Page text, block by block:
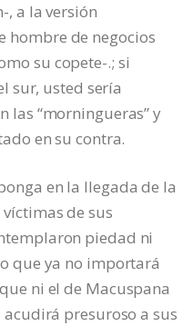
a la versión
hombre de negocios
su copete-.; si
sur, usted sería
las “morningueras” y
en su contra.
en la llegada de la
de sus
piedad ni
que ya no importará
ni el de Macuspana
presuroso a sus